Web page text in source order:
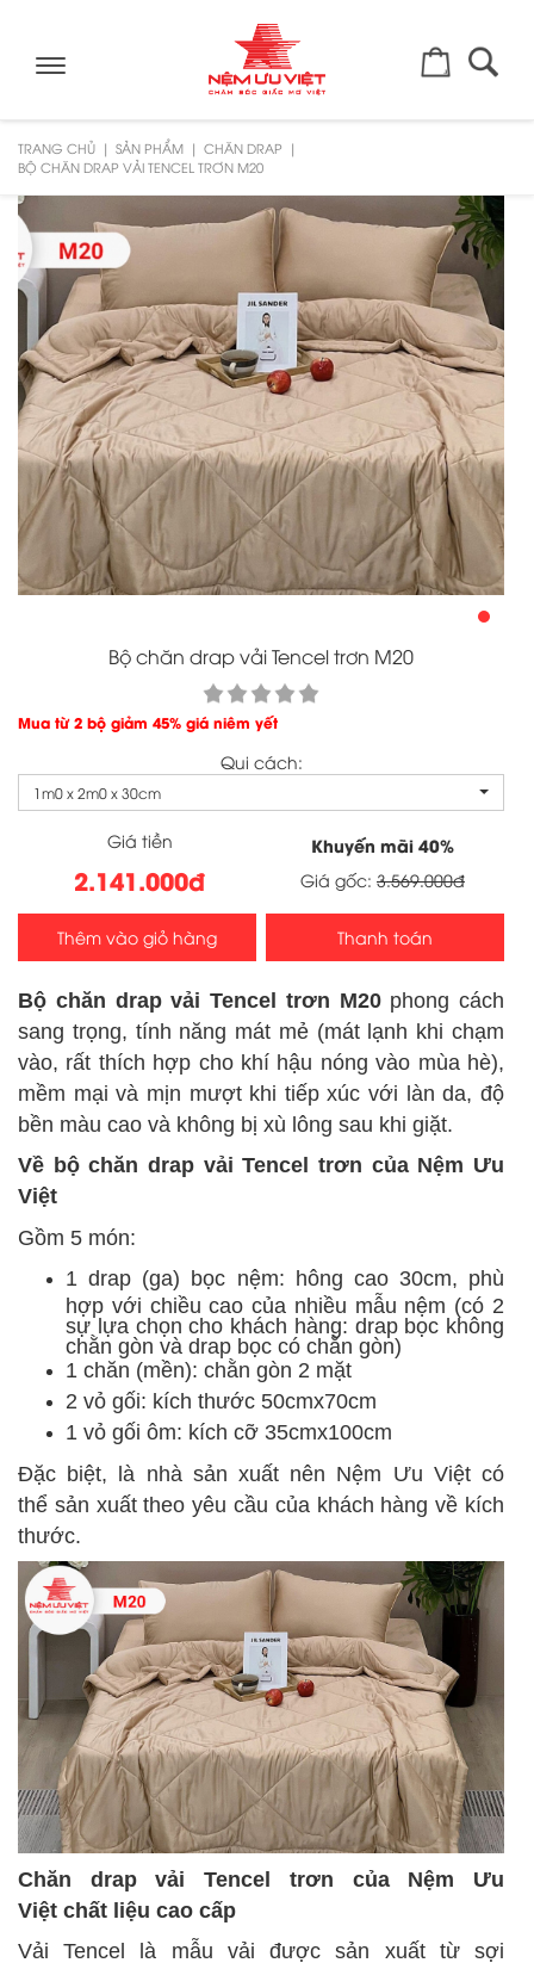
Toggle
TRANG CHỦ SẢN PHẨM
CHĂN DRAP
BỘ CHĂN DRAP VẢI TENCEL TRƠN M20
Bộ chăn drap vải Tencel trơn M20
Mua từ 2 bộ giảm 45% giá niêm yết
Qui cách:
1m0 x 2m0 x 30cm
Giá tiền
2.141.000đ
Khuyến mãi40%
Giá gốc: 3.569.000đ
Thêm vào giỏ hàng Thanh toán
Bộ chăn drap vải Tencel trơn M20 phong cách
sang trọng, tính năng mát mẻ (mát lạnh khi chạm
vào, rất thích hợp cho khí hậu nóng vào mùa hè),
mềm mại và mịn mượt khi tiếp xúc với làn da, độ
bền màu cao và không bị xù lông sau khi giặt.
Về bộ chăn drap vải Tencel trơn của Nệm Ưu
Việt
Gồm 5 món:
1 drap (ga) bọc nệm: hông cao 30cm, phù
hợp với chiều cao của nhiều mẫu nệm (có 2
sự lựa chọn cho khách hàng: drap bọc không
chằn gòn và drap bọc có chằn gòn)
1 chăn (mền): chằn gòn 2 mặt
2 vỏ gối: kích thước 50cmx70cm
1 vỏ gối ôm: kích cỡ 35cmx100cm
Đặc biệt, là nhà sản xuất nên Nệm Ưu Việt có
thể sản xuất theo yêu cầu của khách hàng về kích
thước.
Chăn drap vải Tencel trơn của Nệm Ưu
Việt chất liệu cao cấp
Vải Tencel là mẫu vải được sản xuất từ sợi